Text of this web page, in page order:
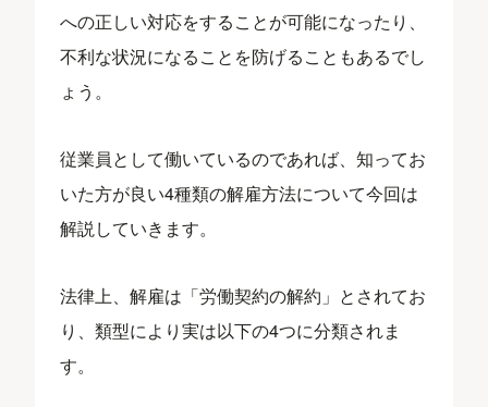
への正しい対応をすることが可能になったり、
不利な状況になることを防げることもあるでし
ょう。
従業員として働いているのであれば、知ってお
いた方が良い4種類の解雇方法について今回は
解説していきます。
法律上、解雇は「労働契約の解約」とされてお
り、類型により実は以下の4つに分類されま
す。